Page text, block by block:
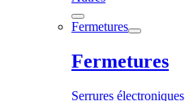
Fermetures
Fermetures
Serrures électroniques